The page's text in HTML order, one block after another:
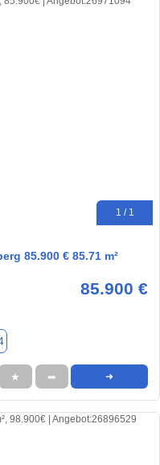
1 / 1
85.900 € 85.71 m²
85.900 €
★ ➦ ➜